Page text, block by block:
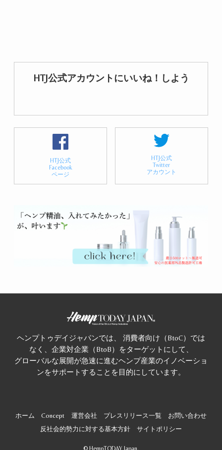
HTJ公式アカウントにいいね！しよう
HTJ公式
Facebook
ページ
HTJ公式
Twitter
アカウント
ヘンプトゥデイジャパンでは、 消費者向け（BtoC）では
なく、企業対企業（BtoB）をターゲットにして、
グローバルな展開が急速に進むヘンプ産業のイノベーショ
ンをサポートすることを目的にしています。
ホーム Concept 運営会社 プレスリリース一覧
お問い合わせ
反社会的勢力に対する基本方針
サイトポリシー
© HempTODAY Japan.